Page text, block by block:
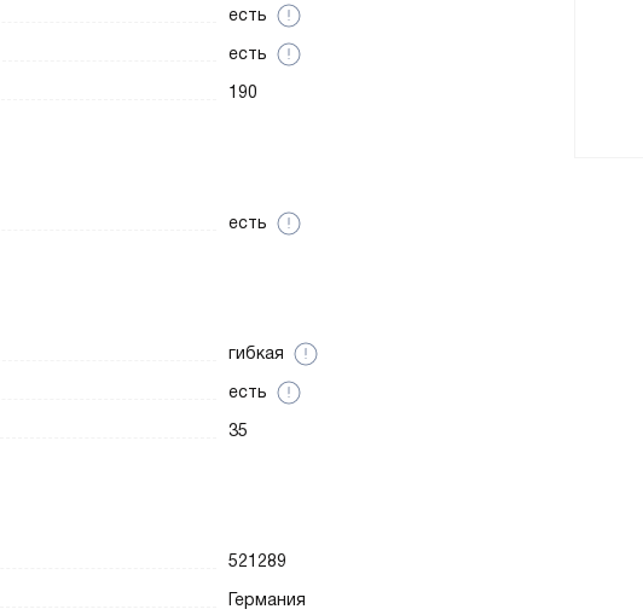
есть
есть
190
есть
гибкая
есть
35
521289
Германия